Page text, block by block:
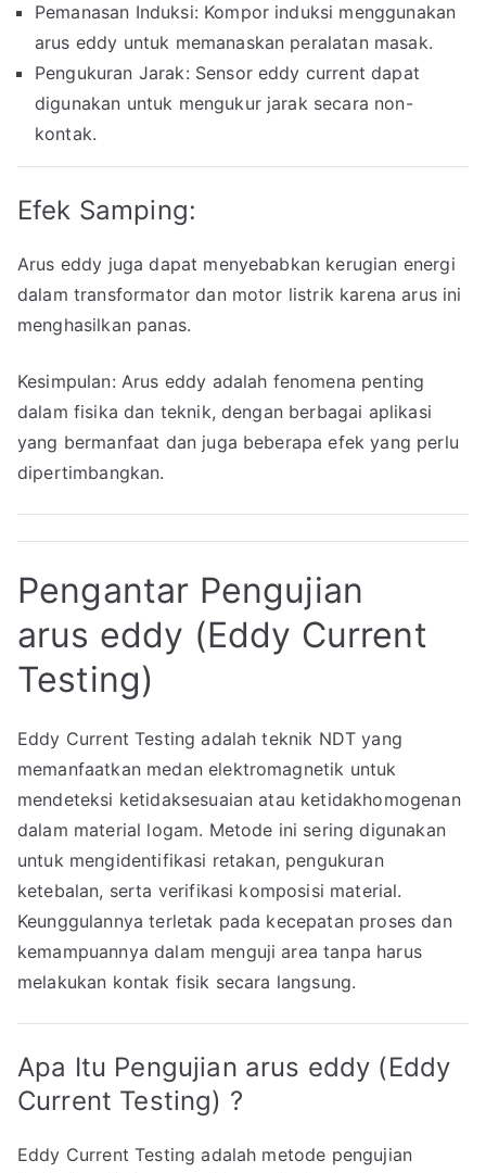
Pemanasan Induksi: Kompor induksi menggunakan
arus eddy untuk memanaskan peralatan masak.
Pengukuran Jarak: Sensor eddy current dapat
digunakan untuk mengukur jarak secara non-
kontak.
Efek Samping:
Arus eddy juga dapat menyebabkan kerugian energi
dalam transformator dan motor listrik karena arus ini
menghasilkan panas.
Kesimpulan: Arus eddy adalah fenomena penting
dalam fisika dan teknik, dengan berbagai aplikasi
yang bermanfaat dan juga beberapa efek yang perlu
dipertimbangkan.
Pengantar Pengujian
arus eddy (Eddy Current
Testing)
Eddy Current Testing adalah teknik NDT yang
memanfaatkan medan elektromagnetik untuk
mendeteksi ketidaksesuaian atau ketidakhomogenan
dalam material logam. Metode ini sering digunakan
untuk mengidentifikasi retakan, pengukuran
ketebalan, serta verifikasi komposisi material.
Keunggulannya terletak pada kecepatan proses dan
kemampuannya dalam menguji area tanpa harus
melakukan kontak fisik secara langsung.
Apa Itu Pengujian arus eddy (Eddy
Current Testing) ?
Eddy Current Testing adalah metode pengujian